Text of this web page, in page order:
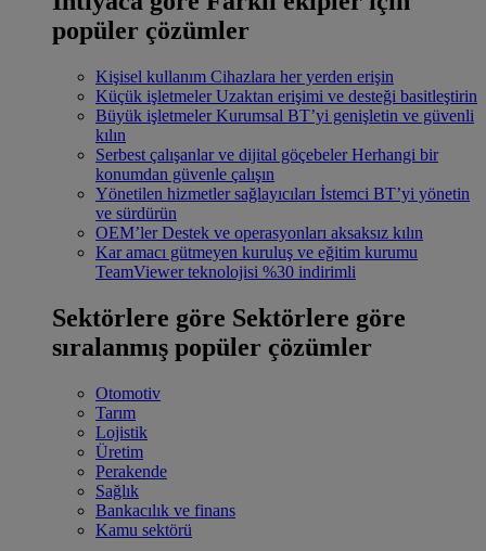
popüler çözümler
Kişisel kullanım Cihazlara her yerden erişin
Küçük işletmeler Uzaktan erişimi ve desteği basitleştirin
Büyük işletmeler Kurumsal BT’yi genişletin ve güvenli
kılın
Serbest çalışanlar ve dijital göçebeler Herhangi bir
konumdan güvenle çalışın
Yönetilen hizmetler sağlayıcıları İstemci BT’yi yönetin
ve sürdürün
OEM’ler Destek ve operasyonları aksaksız kılın
Kar amacı gütmeyen kuruluş ve eğitim kurumu
TeamViewer teknolojisi %30 indirimli
Sektörlere göre Sektörlere göre
sıralanmış popüler çözümler
Otomotiv
Tarım
Lojistik
Üretim
Perakende
Sağlık
Bankacılık ve finans
Kamu sektörü